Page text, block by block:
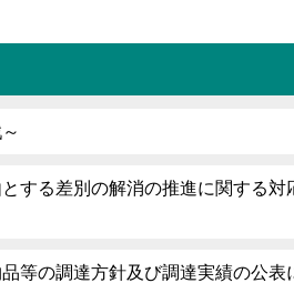
する差別の解消の推進に関する対
等の調達方針及び調達実績の公表